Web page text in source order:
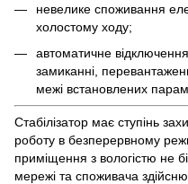
невелике споживання
холостому ходу;
автоматичне
замиканні,
межі встановлених
Стабілізатор має ступінь
роботу в безперервному
приміщення з вологістю не
мережі та споживача